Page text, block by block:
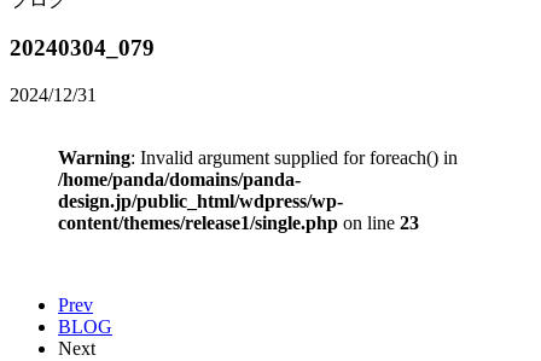
20240304_079
2024/12/31
Warning: Invalid argument supplied for foreach() in
/home/panda/domains/panda-
design.jp/public_html/wdpress/wp-
content/themes/release1/single.php on line 23
Prev
BLOG
Next